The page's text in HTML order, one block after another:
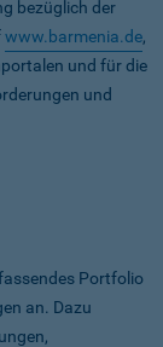
bezüglich der
www.barmenia.de,
und für die
und
Portfolio
an. Dazu